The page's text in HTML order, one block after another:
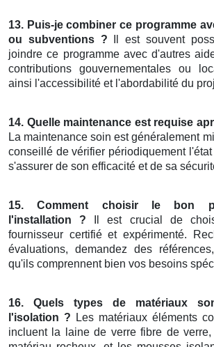
13. Puis-je combiner ce programme
ou subventions ? Il est souvent
joindre ce programme avec d'autres
contributions gouvernementales ou
ainsi l'accessibilité et l'abordabilité du
14. Quelle maintenance est requise
La maintenance soin est généralement
conseillé de vérifier périodiquement
s'assurer de son efficacité et de sa
15. Comment choisir le bon
l'installation ? Il est crucial de
fournisseur certifié et expérimenté.
évaluations, demandez des
qu'ils comprennent bien vos besoins
16. Quels types de matériaux
l'isolation ? Les matériaux éléments
incluent la laine de verre fibre de